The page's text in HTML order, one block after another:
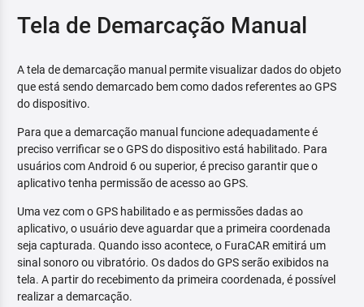
Tela de Demarcação Manual
A tela de demarcação manual permite visualizar dados do objeto
que está sendo demarcado bem como dados referentes ao GPS
do dispositivo.
Para que a demarcação manual funcione adequadamente é
preciso verrificar se o GPS do dispositivo está habilitado. Para
usuários com Android 6 ou superior, é preciso garantir que o
aplicativo tenha permissão de acesso ao GPS.
Uma vez com o GPS habilitado e as permissões dadas ao
aplicativo, o usuário deve aguardar que a primeira coordenada
seja capturada. Quando isso acontece, o FuraCAR emitirá um
sinal sonoro ou vibratório. Os dados do GPS serão exibidos na
tela. A partir do recebimento da primeira coordenada, é possível
realizar a demarcação.